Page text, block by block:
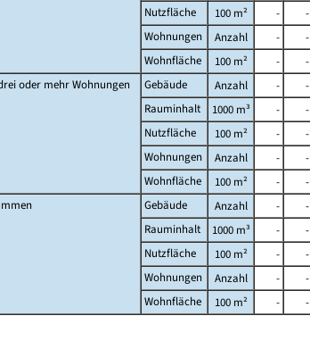
Nutzfläche
100 m² - -
Wohnungen
Anzahl - -
Wohnfläche
100 m² - -
oder mehr Wohnungen
Gebäude Anzahl - -
Rauminhalt
1000 m³ - -
Nutzfläche
100 m² - -
Wohnungen
Anzahl - -
Wohnfläche
100 m² - -
Gebäude Anzahl - -
Rauminhalt
1000 m³ - -
Nutzfläche
100 m² - -
Wohnungen
Anzahl - -
Wohnfläche
100 m² - -